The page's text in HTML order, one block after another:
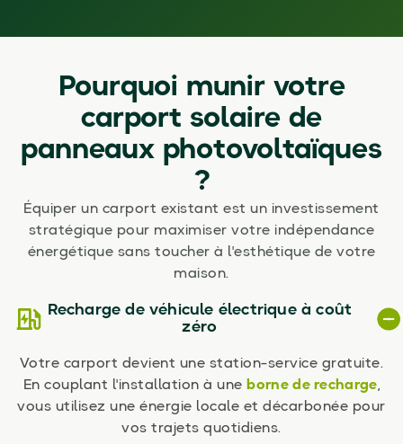
Pourquoi munir votre
carport solaire de
panneaux photovoltaïques
?
Équiper un carport existant est un investissement
stratégique pour maximiser votre indépendance
énergétique sans toucher à l'esthétique de votre
maison.
Recharge de véhicule électrique à coût
zéro
Votre carport devient une station-service gratuite.
En couplant l'installation à une borne de recharge,
vous utilisez une énergie locale et décarbonée pour
vos trajets quotidiens.